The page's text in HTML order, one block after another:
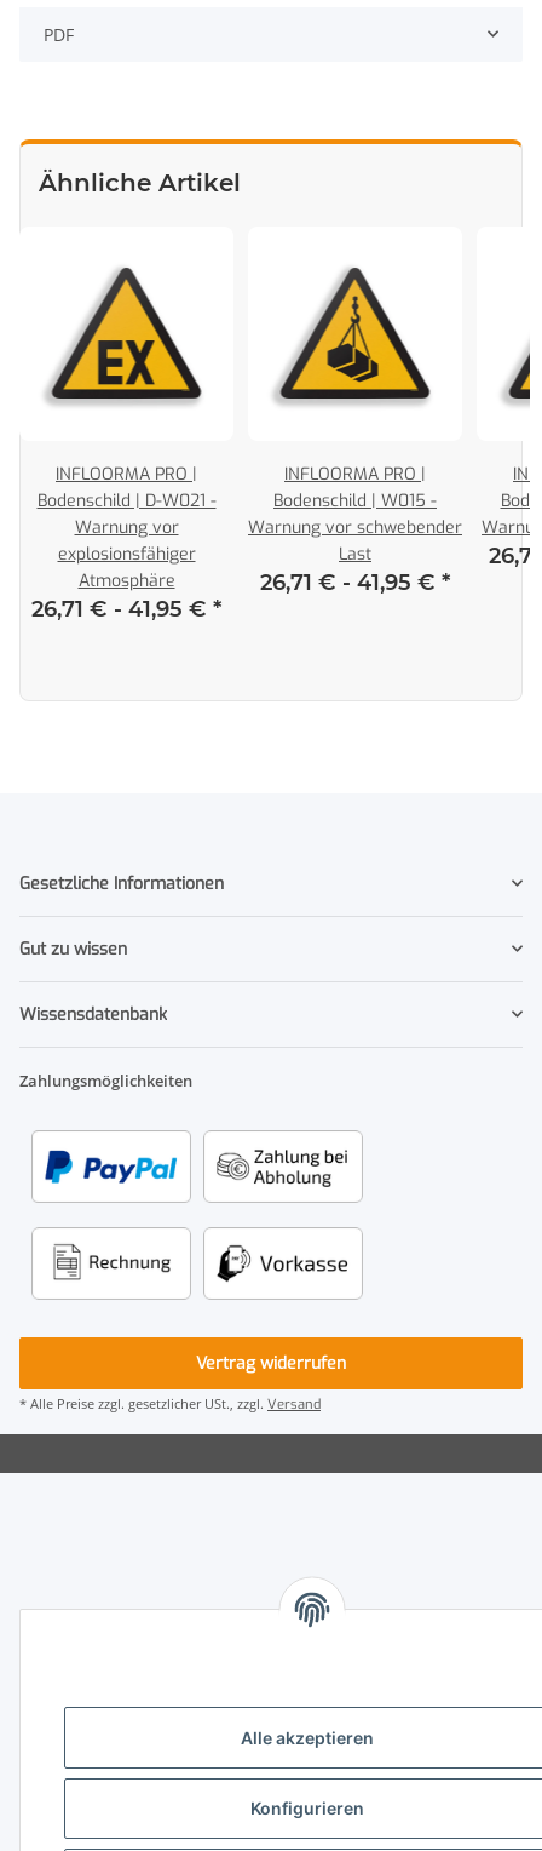
Alle akzeptieren
Konfigurieren
PDF
Ähnliche Artikel
INFLOORMA PRO |
Bodenschild | D-W021 -
Warnung vor
explosionsfähiger
Atmosphäre
26,71 € - 41,95 € *
INFLOORMA PRO |
Bodenschild | W015 -
Warnung vor schwebender
Last
26,71 € - 41,95 € *
Gesetzliche Informationen
Gut zu wissen
Wissensdatenbank
Zahlungsmöglichkeiten
Vertrag widerrufen
* Alle Preise zzgl. gesetzlicher USt., zzgl. Versand